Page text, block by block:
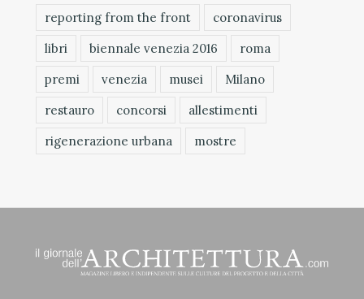
reporting from the front
coronavirus
libri
biennale venezia 2016
roma
premi
venezia musei
Milano
restauro
concorsi
allestimenti
rigenerazione urbana
mostre